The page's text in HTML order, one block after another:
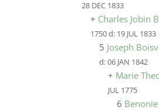
28 DEC 1833
+ Charles Jobin
1750d: 19 JUL 1833
5 Joseph
d:06 JAN 1842
+ Marie
JUL 1775
6